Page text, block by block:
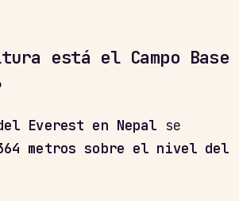
está el Campo Base
del Everest en Nepal se
metros sobre el nivel del